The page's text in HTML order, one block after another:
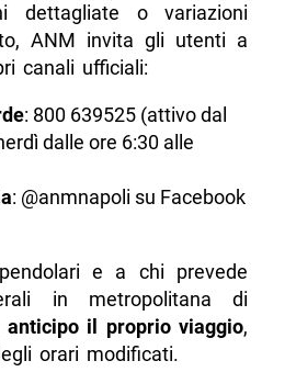
dettagliate o variazioni
ANM invita gli utenti a
canali ufficiali:
: 800 639525 (attivo dal
dalle ore 6:30 alle
: @anmnapoli su Facebook
e a chi prevede
in metropolitana di
anticipo il proprio viaggio,
orari modificati.